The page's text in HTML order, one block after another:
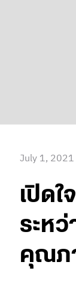
July 1,
เปิด
ระห
คุณภ